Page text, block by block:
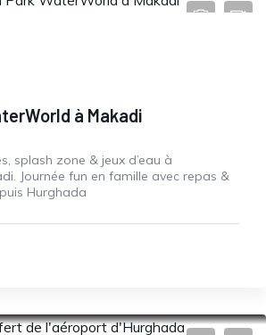
à Makadi
splash zone & jeux d’eau à
Journée fun en famille avec repas &
Hurghada